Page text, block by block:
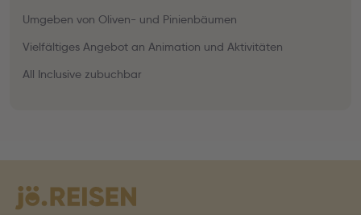
Umgeben von Oliven- und Pinienbäumen
Vielfältiges Angebot an Animation und Aktivitäten
All Inclusive zubuchbar